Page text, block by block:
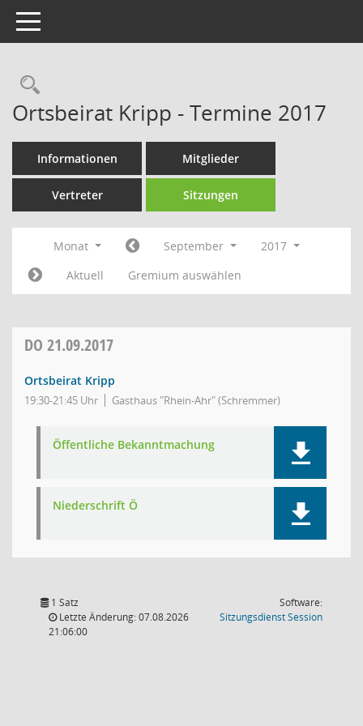
Toggle navigation
Rechercheauswahl
Ortsbeirat Kripp - Termine 2017
Informationen Mitglieder
Vertreter Sitzungen
Monat September
2017
Aktuell
Gremium auswählen
DO 21.09.2017
Ortsbeirat Kripp
19:30-21:45 Uhr Gasthaus "Rhein-Ahr" (Schremmer)
Öffentliche Bekanntmachung
Niederschrift Ö
1 Satz
Letzte Änderung: 07.08.2026
21:06:00
Software:
SitzungsdienstSession(Wird in